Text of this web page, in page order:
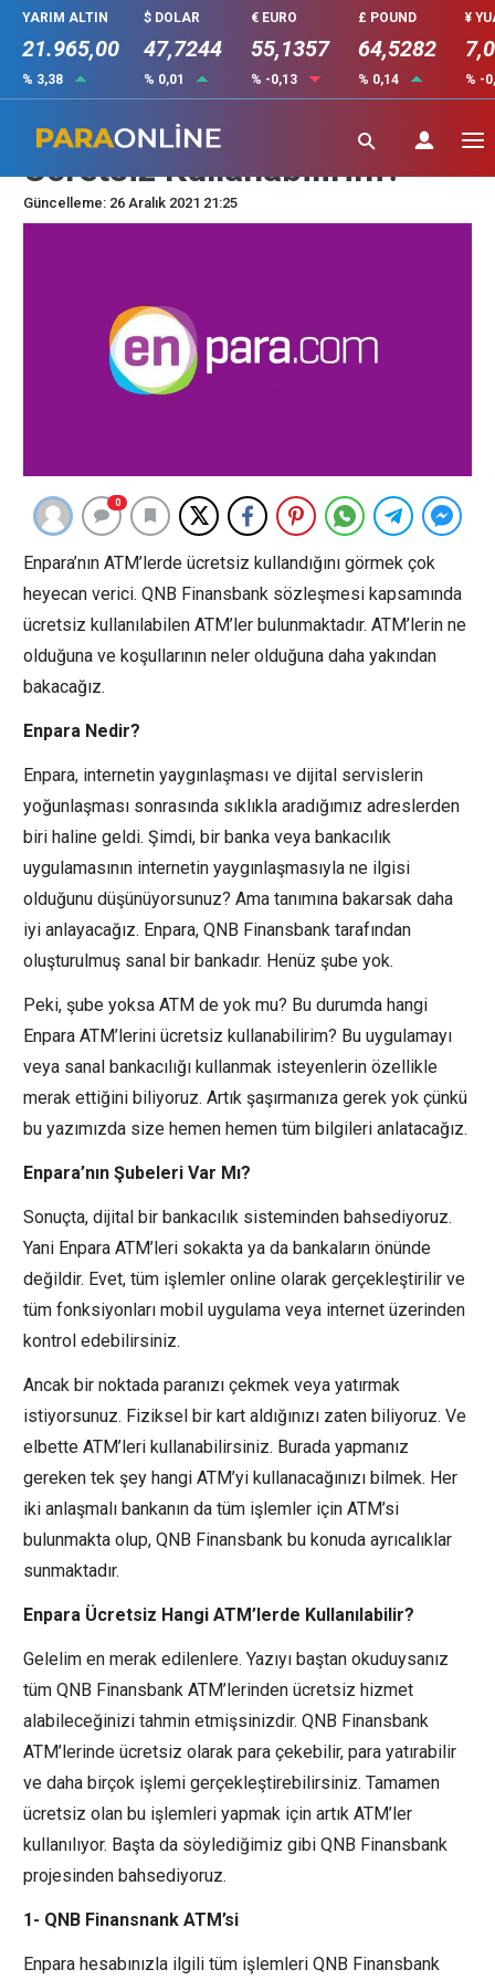
YARIM ALTIN
21.965,00
% 3,38
$ DOLAR
47,7244
% 0,01
€ EURO
55,1357
% -0,13
£ POUND
64,5282
% 0,14
¥
% -
Enpara’yı Hangi ATM’lerden
Ücretsiz Kullanabilirim?
Güncelleme: 26 Aralık 2021 21:25
0
Enpara’nın ATM’lerde ücretsiz kullandığını görmek çok
heyecan verici. QNB Finansbank sözleşmesi kapsamında
ücretsiz kullanılabilen ATM’ler bulunmaktadır. ATM’lerin ne
olduğuna ve koşullarının neler olduğuna daha yakından
bakacağız.
Enpara Nedir?
Enpara, internetin yaygınlaşması ve dijital servislerin
yoğunlaşması sonrasında sıklıkla aradığımız adreslerden
biri haline geldi. Şimdi, bir banka veya bankacılık
uygulamasının internetin yaygınlaşmasıyla ne ilgisi
olduğunu düşünüyorsunuz? Ama tanımına bakarsak daha
iyi anlayacağız. Enpara, QNB Finansbank tarafından
oluşturulmuş sanal bir bankadır. Henüz şube yok.
Peki, şube yoksa ATM de yok mu? Bu durumda hangi
Enpara ATM’lerini ücretsiz kullanabilirim? Bu uygulamayı
veya sanal bankacılığı kullanmak isteyenlerin özellikle
merak ettiğini biliyoruz. Artık şaşırmanıza gerek yok çünkü
bu yazımızda size hemen hemen tüm bilgileri anlatacağız.
Enpara’nın Şubeleri Var Mı?
Sonuçta, dijital bir bankacılık sisteminden bahsediyoruz.
Yani Enpara ATM’leri sokakta ya da bankaların önünde
değildir. Evet, tüm işlemler online olarak gerçekleştirilir ve
tüm fonksiyonları mobil uygulama veya internet üzerinden
kontrol edebilirsiniz.
Ancak bir noktada paranızı çekmek veya yatırmak
istiyorsunuz. Fiziksel bir kart aldığınızı zaten biliyoruz. Ve
elbette ATM’leri kullanabilirsiniz. Burada yapmanız
gereken tek şey hangi ATM’yi kullanacağınızı bilmek. Her
iki anlaşmalı bankanın da tüm işlemler için ATM’si
bulunmakta olup, QNB Finansbank bu konuda ayrıcalıklar
sunmaktadır.
Enpara Ücretsiz Hangi ATM’lerde Kullanılabilir?
Gelelim en merak edilenlere. Yazıyı baştan okuduysanız
tüm QNB Finansbank ATM’lerinden ücretsiz hizmet
alabileceğinizi tahmin etmişsinizdir. QNB Finansbank
ATM’lerinde ücretsiz olarak para çekebilir, para yatırabilir
ve daha birçok işlemi gerçekleştirebilirsiniz. Tamamen
ücretsiz olan bu işlemleri yapmak için artık ATM’ler
kullanılıyor. Başta da söylediğimiz gibi QNB Finansbank
projesinden bahsediyoruz.
1- QNB Finansnank ATM’si
Enpara hesabınızla ilgili tüm işlemleri QNB Finansbank